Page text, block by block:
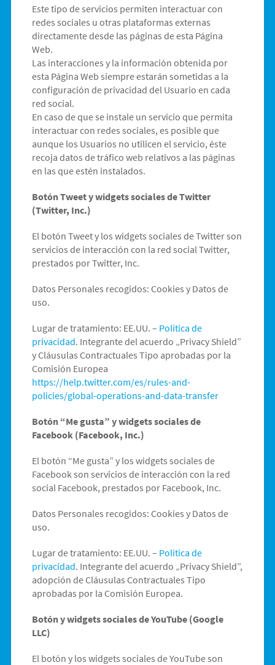
Este tipo de servicios permiten interactuar con
redes sociales u otras plataformas externas
directamente desde las páginas de esta Página
Web.
Las interacciones y la información obtenida por
esta Página Web siempre estarán sometidas a la
configuración de privacidad del Usuario en cada
red social.
En caso de que se instale un servicio que permita
interactuar con redes sociales, es posible que
aunque los Usuarios no utilicen el servicio, éste
recoja datos de tráfico web relativos a las páginas
en las que estén instalados.
Botón Tweet y widgets sociales de Twitter
(Twitter, Inc.)
El botón Tweet y los widgets sociales de Twitter son
servicios de interacción con la red social Twitter,
prestados por Twitter, Inc.
Datos Personales recogidos: Cookies y Datos de
uso.
Lugar de tratamiento: EE.UU. – Política de
privacidad. Integrante del acuerdo „Privacy Shield”
y Cláusulas Contractuales Tipo aprobadas por la
Comisión Europea
https://help.twitter.com/es/rules-and-
policies/global-operations-and-data-transfer
Botón “Me gusta” y widgets sociales de
Facebook (Facebook, Inc.)
El botón “Me gusta” y los widgets sociales de
Facebook son servicios de interacción con la red
social Facebook, prestados por Facebook, Inc.
Datos Personales recogidos: Cookies y Datos de
uso.
Lugar de tratamiento: EE.UU. – Política de
privacidad. Integrante del acuerdo „Privacy Shield”,
adopción de Cláusulas Contractuales Tipo
aprobadas por la Comisión Europea.
Botón y widgets sociales de YouTube (Google
LLC)
El botón y los widgets sociales de YouTube son